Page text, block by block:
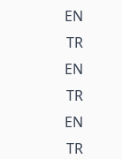
EN
TR
EN
TR
EN
TR